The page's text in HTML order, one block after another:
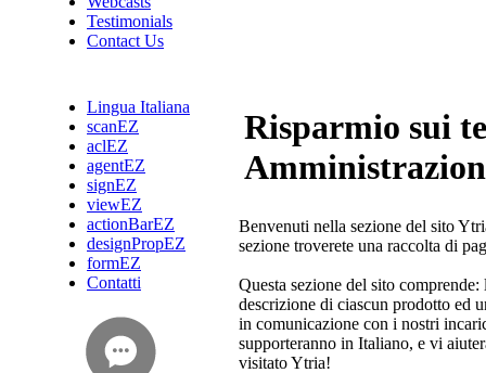
Testimonials
Contact Us
Lingua Italiana
scanEZ
aclEZ
agentEZ
signEZ
viewEZ
actionBarEZ
designPropEZ
formEZ
Contatti
Risparmio sui
Benvenuti nella sezione del sito
sezione troverete una raccolta di
Questa sezione del sito
descrizione di ciascun prodotto ed
in comunicazione con i nostri
supporteranno in Italiano, e vi
visitato Ytria!